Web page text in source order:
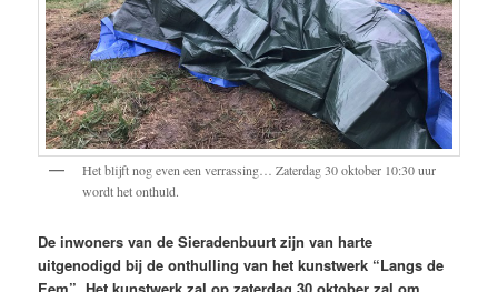
Het blijft nog even een verrassing… Zaterdag 30 oktober 10:30 uur
wordt het onthuld.
De inwoners van de Sieradenbuurt zijn van harte
uitgenodigd bij de onthulling van het kunstwerk “Langs de
Eem”. Het kunstwerk zal op zaterdag 30 oktober zal om